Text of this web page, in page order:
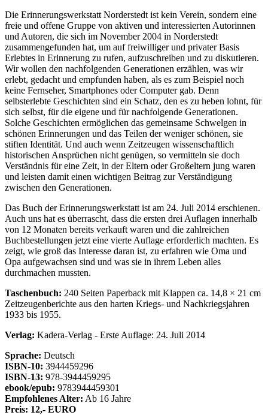
Die Erinnerungswerkstatt Norderstedt ist kein Verein, sondern eine
freie und offene Gruppe von aktiven und interessierten Autorinnen
und Autoren, die sich im November 2004 in Norderstedt
zusammengefunden hat, um auf freiwilliger und privater Basis
Erlebtes in Erinnerung zu rufen, aufzuschreiben und zu diskutieren.
Wir wollen den nachfolgenden Generationen erzählen, was wir
erlebt, gedacht und empfunden haben, als es zum Beispiel noch
keine Fernseher, Smartphones oder Computer gab. Denn
selbsterlebte Geschichten sind ein Schatz, den es zu heben lohnt, für
sich selbst, für die eigene und für nachfolgende Generationen.
Solche Geschichten ermöglichen das gemeinsame Schwelgen in
schönen Erinnerungen und das Teilen der weniger schönen, sie
stiften Identität. Und auch wenn Zeitzeugen wissenschaftlich
historischen Ansprüchen nicht genügen, so vermitteln sie doch
Verständnis für eine Zeit, in der Eltern oder Großeltern jung waren
und leisten damit einen wichtigen Beitrag zur Verständigung
zwischen den Generationen.
Das Buch der Erinnerungswerkstatt ist am 24. Juli 2014 erschienen.
Auch uns hat es überrascht, dass die ersten drei Auflagen innerhalb
von 12 Monaten bereits verkauft waren und die zahlreichen
Buchbestellungen jetzt eine vierte Auflage erforderlich machten. Es
zeigt, wie groß das Interesse daran ist, zu erfahren wie Oma und
Opa aufgewachsen sind und was sie in ihrem Leben alles
durchmachen mussten.
Taschenbuch: 240 Seiten Paperback mit Klappen ca. 14,8 × 21 cm
Zeitzeugenberichte aus den harten Kriegs- und Nachkriegsjahren
1933 bis 1955.
Verlag: Kadera-Verlag - Erste Auflage: 24. Juli 2014
Sprache: Deutsch
ISBN-10: 3944459296
ISBN-13: 978-3944459295
ebook/epub: 9783944459301
Empfohlenes Alter: Ab 16 Jahre
Preis: 12,- EURO